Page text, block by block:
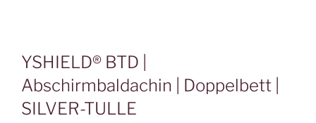
YSHIELD® BTD |
Abschirmbaldachin | Doppelbett |
SILVER-TULLE